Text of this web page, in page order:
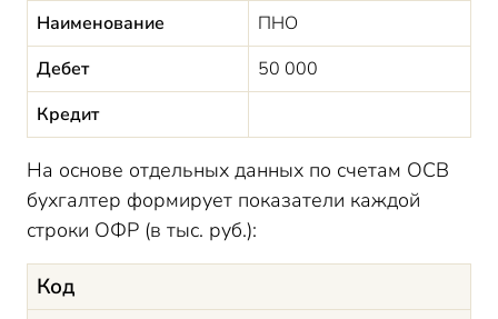
Наименование
ПНО
Дебет
50 000
Кредит
На основе отдельных данных по счетам ОСВ
бухгалтер формирует показатели каждой
строки ОФР (в тыс. руб.):
Код